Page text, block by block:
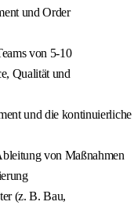
und Order
von 5-10
Qualität und
und die kontinuierliche
von Maßnahmen
(z. B. Bau,